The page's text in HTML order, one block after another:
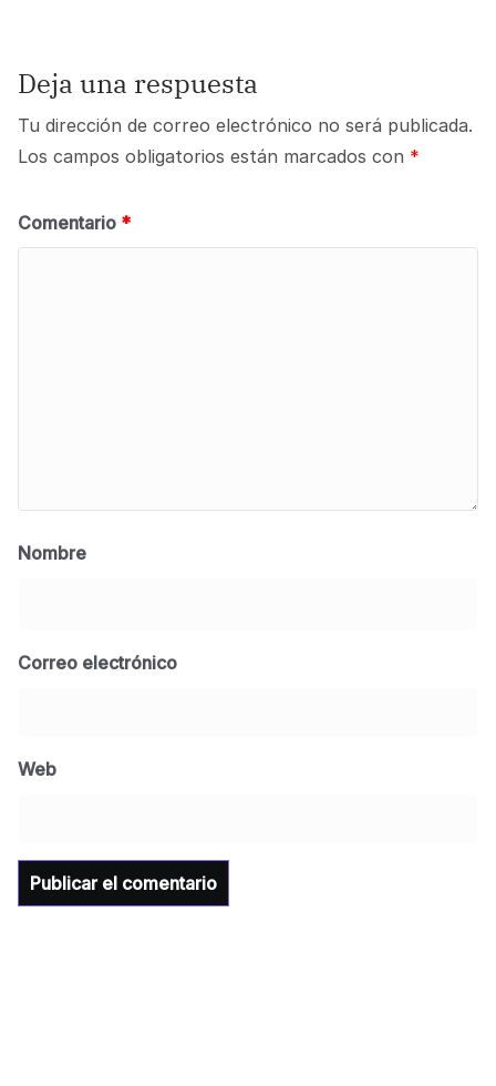
Deja una respuesta
Tu dirección de correo electrónico no será publicada.
Los campos obligatorios están marcados con *
Comentario *
Nombre
Correo electrónico
Web
para la Universidad y para el municipio